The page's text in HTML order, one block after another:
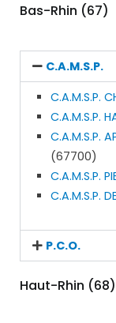
Bas-Rhin (67)
C.A.M.S.P.
C.A.M.S.P.
C.A.M.S.P.
C.A.M.S.P.
(67700)
C.A.M.S.P.
C.A.M.S.P.
P.C.O.
Haut-Rhin (68)